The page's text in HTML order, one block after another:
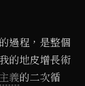
過程，是整個
的地皮增長術
義的二次循